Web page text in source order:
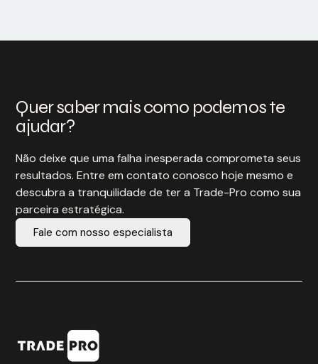
Quer saber mais como podemos te
ajudar?
Não deixe que uma falha inesperada comprometa seus
resultados. Entre em contato conosco hoje mesmo e
descubra a tranquilidade de ter a Trade-Pro como sua
parceira estratégica.
Fale com nosso especialista